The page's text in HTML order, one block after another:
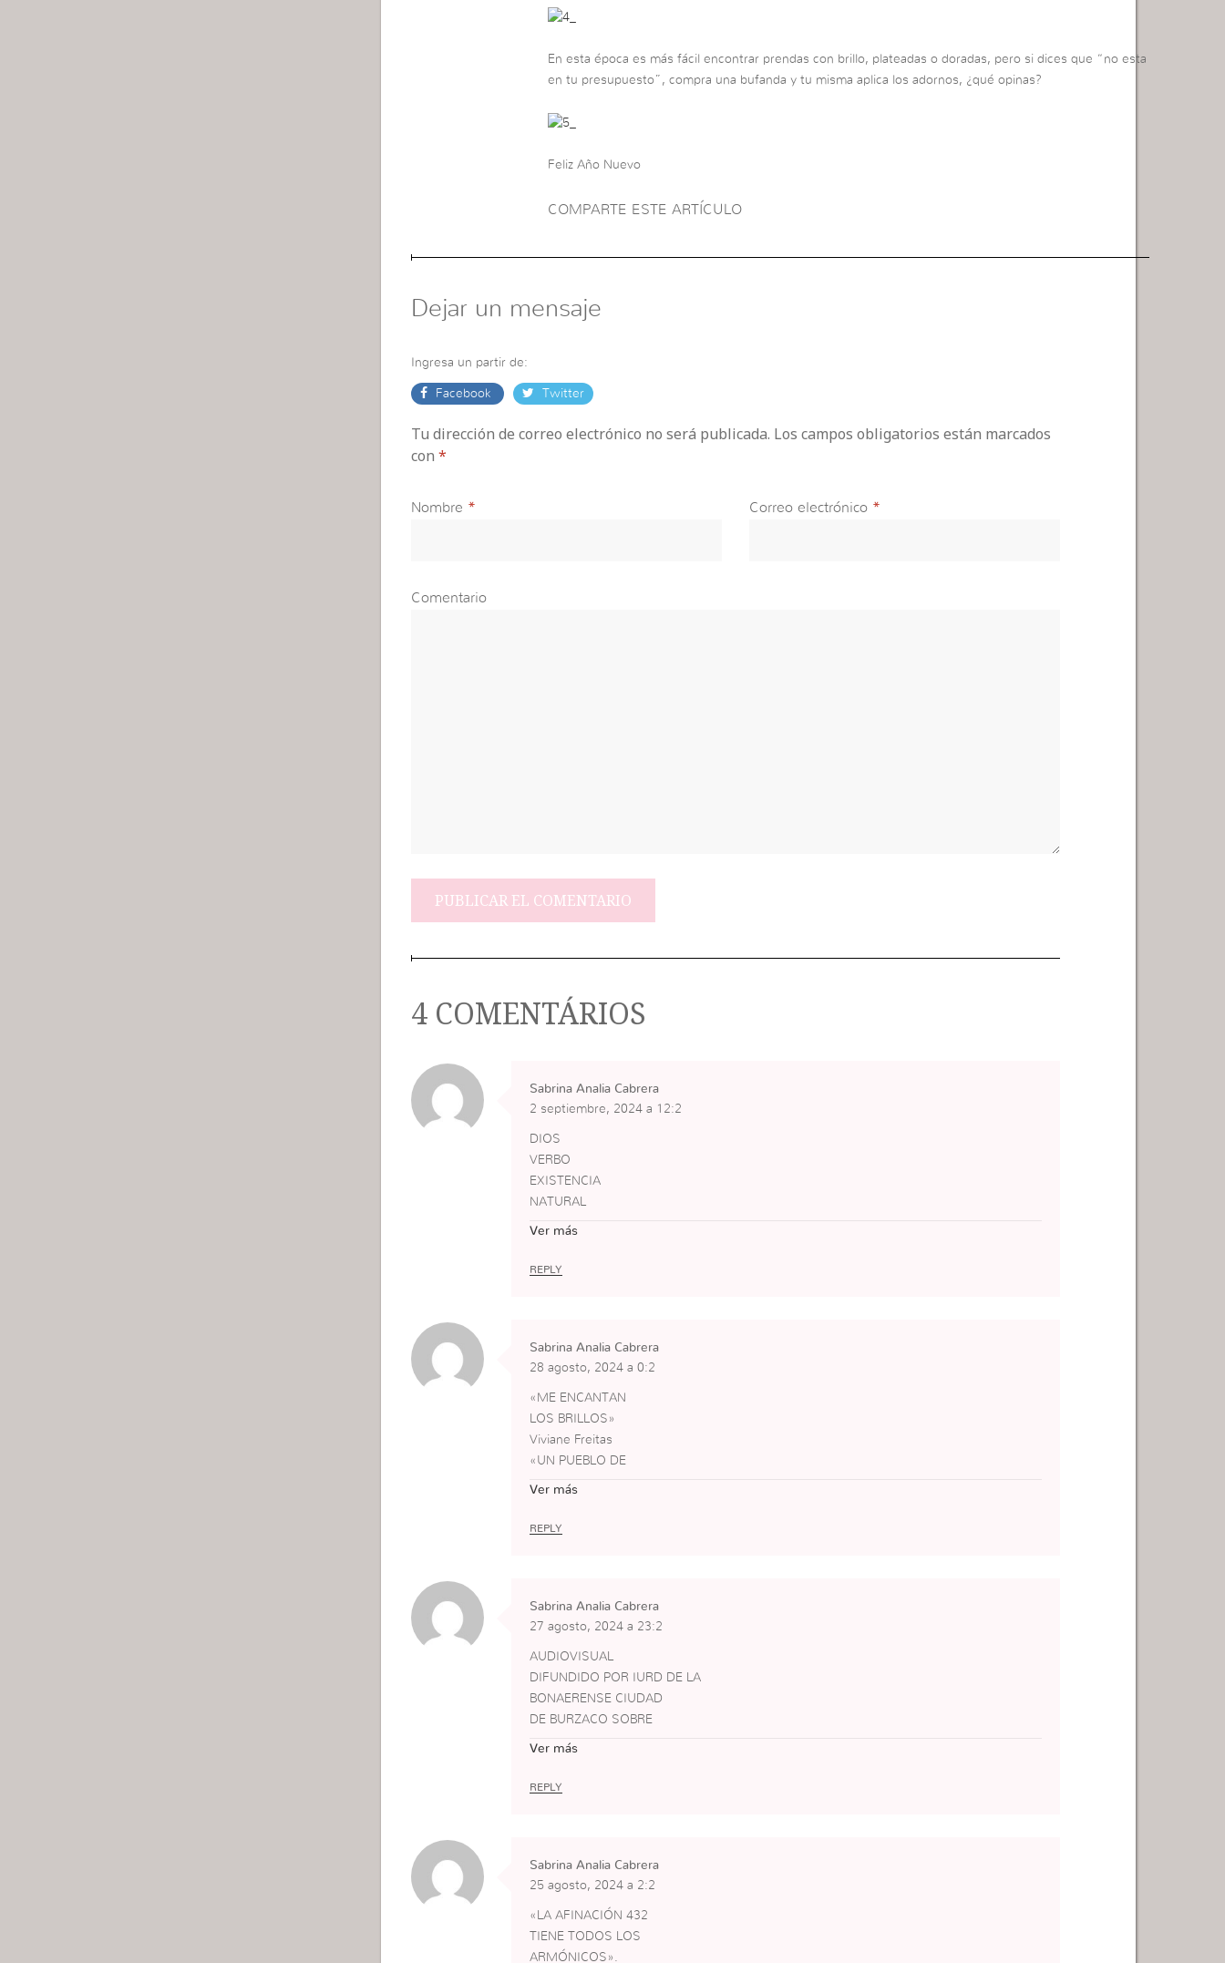
En esta época es más fácil encontrar prendas con brillo, plateadas o doradas, pero si dices que “no esta
en tu presupuesto”, compra una bufanda y tu misma aplica los adornos, ¿qué opinas?
Feliz Año Nuevo
COMPARTE ESTE ARTÍCULO
Dejar un mensaje
Ingresa un partir de:
Facebook Twitter
Tu dirección de correo electrónico no será publicada. Los campos obligatorios están marcados
con *
Nombre * Correo electrónico *
Comentario
4 COMENTÁRIOS
Sabrina Analia Cabrera
2 septiembre, 2024 a 12:2
DIOS
VERBO
EXISTENCIA
NATURAL
LINEALIDAD DEL TIEMPO
REBATIR
FILOSOFÍA
AMOR
SABIDURÍA
CEREBRO
INTELECTO
LOGOS
COROLARIO
Ver más
REPLY
Sabrina Analia Cabrera
28 agosto, 2024 a 0:2
«ME ENCANTAN
LOS BRILLOS»
Viviane Freitas
«UN PUEBLO DE
HOMBRES EDUCADOS ,
PUEBLO DE HOMBRES
LA SAGRADA PALABRA
QUE REMITE AL
CONCEPTO : VERDAD &
LIBERTAD.
EL GERMEN ES LA
PALABRA, EL
DIOS : VERDAD – LIBERTAD –
Ver más
REPLY
Sabrina Analia Cabrera
27 agosto, 2024 a 23:2
AUDIOVISUAL
DIFUNDIDO POR IURD DE LA
BONAERENSE CIUDAD
DE BURZACO SOBRE
CALLE ALSINA 798 ENTRE
ARGENTINA.
UVA
TRIGO
PAN.
Elementos , algunos, que
Aparecen en el Diseño.
Ver más
REPLY
Sabrina Analia Cabrera
25 agosto, 2024 a 2:2
«LA AFINACIÓN 432
TIENE TODOS LOS
ARMÓNICOS».